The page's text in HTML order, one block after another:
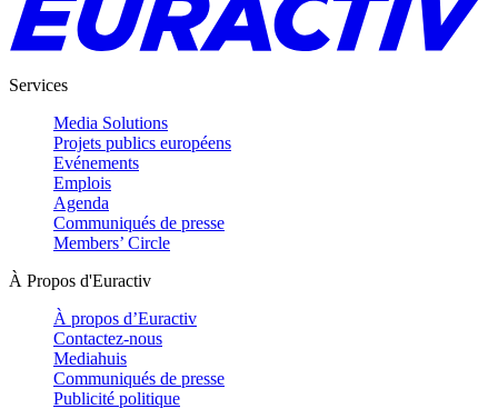
Services
Media Solutions
Projets publics européens
Evénements
Emplois
Agenda
Communiqués de presse
Members’ Circle
À Propos d'Euractiv
À propos d’Euractiv
Contactez-nous
Mediahuis
Communiqués de presse
Publicité politique